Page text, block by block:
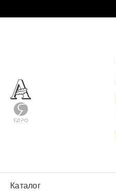
Каталог